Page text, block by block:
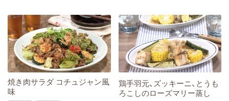
焼き肉サラダ コチュジャン風
味
鶏手羽元、ズッキーニ、とうも
ろこしのローズマリー蒸し